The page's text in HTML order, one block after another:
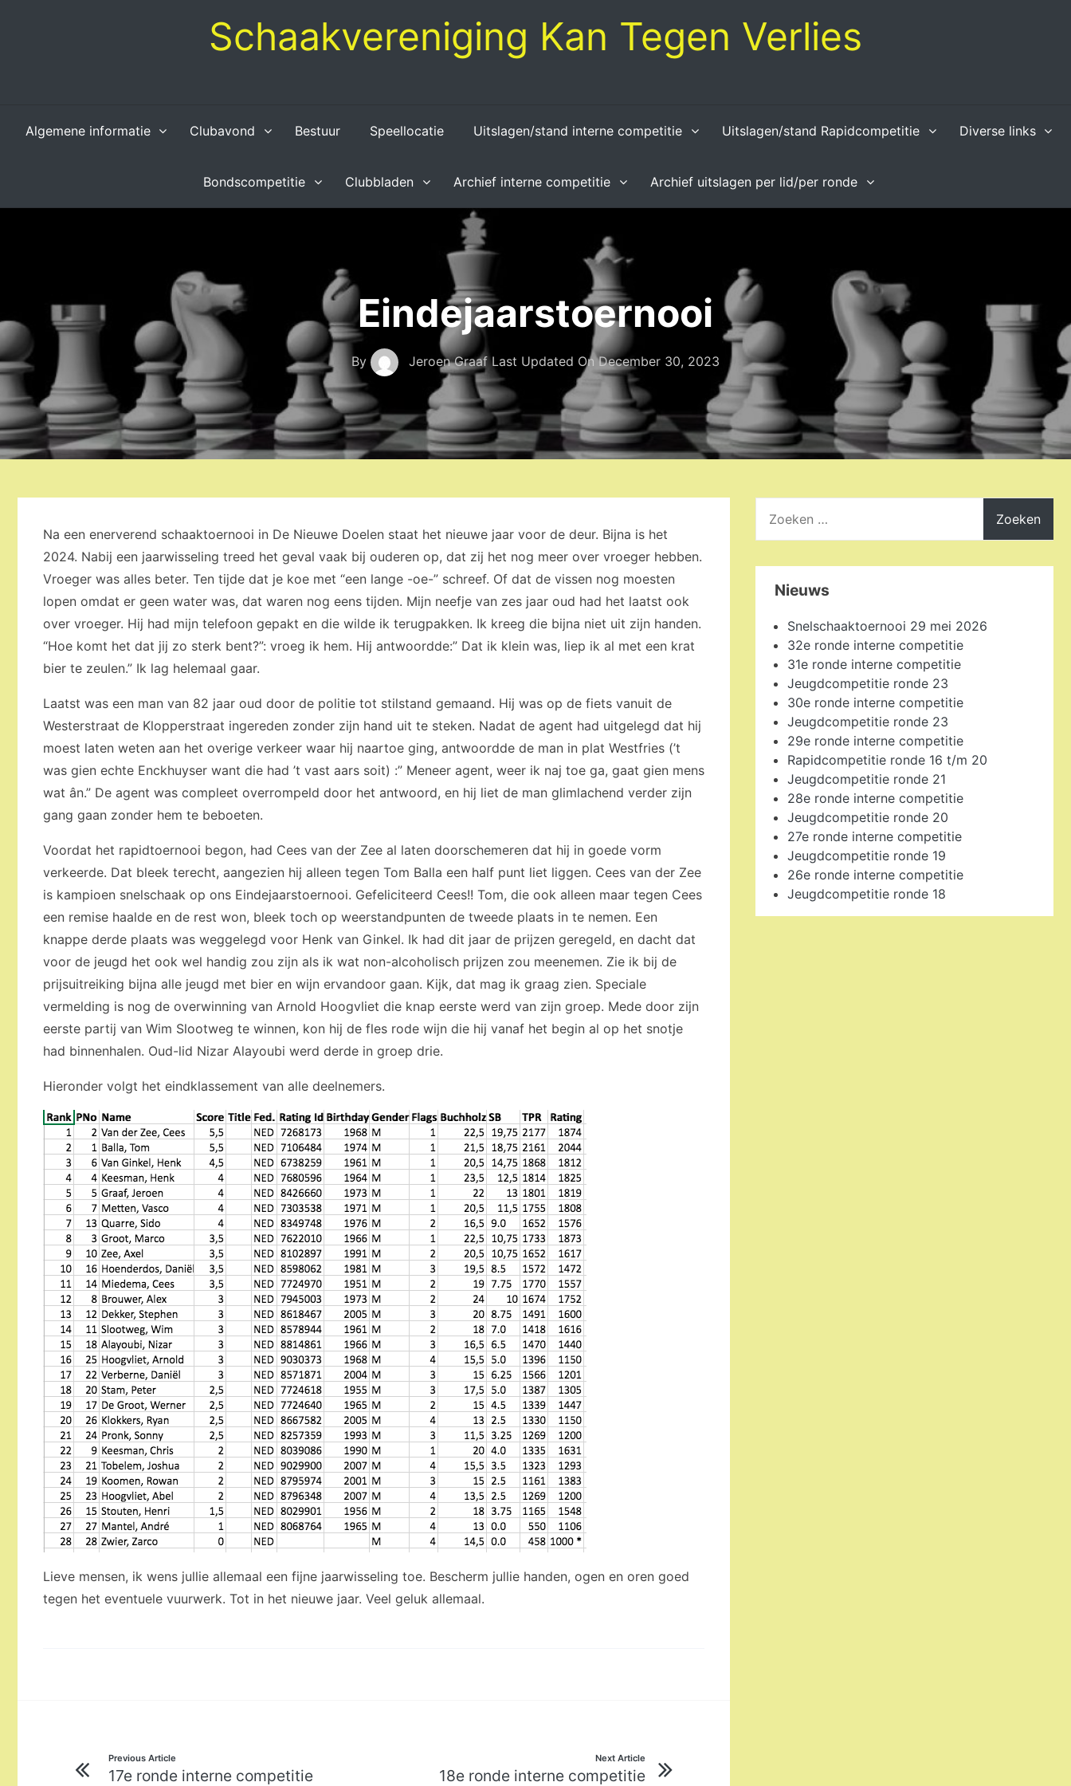
Schaakvereniging Kan Tegen Verlies
Algemene informatie Clubavond Bestuur Speellocatie Uitslagen/stand interne competitie Uitslagen/stand Rapidcompetitie Diverse links
Bondscompetitie Clubbladen Archief interne competitie Archief uitslagen per lid/per ronde
Eindejaarstoernooi
By Jeroen GraafLast Updated OnDecember 30, 2023
Na een enerverend schaaktoernooi in De Nieuwe Doelen staat het nieuwe jaar voor de deur. Bijna is het
2024. Nabij een jaarwisseling treed het geval vaak bij ouderen op, dat zij het nog meer over vroeger hebben.
Vroeger was alles beter. Ten tijde dat je koe met “een lange -oe-” schreef. Of dat de vissen nog moesten
lopen omdat er geen water was, dat waren nog eens tijden. Mijn neefje van zes jaar oud had het laatst ook
over vroeger. Hij had mijn telefoon gepakt en die wilde ik terugpakken. Ik kreeg die bijna niet uit zijn handen.
“Hoe komt het dat jij zo sterk bent?”: vroeg ik hem. Hij antwoordde:” Dat ik klein was, liep ik al met een krat
bier te zeulen.” Ik lag helemaal gaar.
Laatst was een man van 82 jaar oud door de politie tot stilstand gemaand. Hij was op de fiets vanuit de
Westerstraat de Klopperstraat ingereden zonder zijn hand uit te steken. Nadat de agent had uitgelegd dat hij
moest laten weten aan het overige verkeer waar hij naartoe ging, antwoordde de man in plat Westfries (’t
was gien echte Enckhuyser want die had ’t vast aars soit) :” Meneer agent, weer ik naj toe ga, gaat gien mens
wat ân.” De agent was compleet overrompeld door het antwoord, en hij liet de man glimlachend verder zijn
gang gaan zonder hem te beboeten.
Voordat het rapidtoernooi begon, had Cees van der Zee al laten doorschemeren dat hij in goede vorm
verkeerde. Dat bleek terecht, aangezien hij alleen tegen Tom Balla een half punt liet liggen. Cees van der Zee
is kampioen snelschaak op ons Eindejaarstoernooi. Gefeliciteerd Cees!! Tom, die ook alleen maar tegen Cees
een remise haalde en de rest won, bleek toch op weerstandpunten de tweede plaats in te nemen. Een
knappe derde plaats was weggelegd voor Henk van Ginkel. Ik had dit jaar de prijzen geregeld, en dacht dat
voor de jeugd het ook wel handig zou zijn als ik wat non-alcoholisch prijzen zou meenemen. Zie ik bij de
prijsuitreiking bijna alle jeugd met bier en wijn ervandoor gaan. Kijk, dat mag ik graag zien. Speciale
vermelding is nog de overwinning van Arnold Hoogvliet die knap eerste werd van zijn groep. Mede door zijn
eerste partij van Wim Slootweg te winnen, kon hij de fles rode wijn die hij vanaf het begin al op het snotje
had binnenhalen. Oud-lid Nizar Alayoubi werd derde in groep drie.
Hieronder volgt het eindklassement van alle deelnemers.
Lieve mensen, ik wens jullie allemaal een fijne jaarwisseling toe. Bescherm jullie handen, ogen en oren goed
tegen het eventuele vuurwerk. Tot in het nieuwe jaar. Veel geluk allemaal.
Bericht
navigatie
Previous Article
17e ronde interne competitie
Next Article
18e ronde interne competitie
naar:
Nieuws
Snelschaaktoernooi 29 mei 2026
32e ronde interne competitie
31e ronde interne competitie
Jeugdcompetitie ronde 23
30e ronde interne competitie
Jeugdcompetitie ronde 23
29e ronde interne competitie
Rapidcompetitie ronde 16 t/m 20
Jeugdcompetitie ronde 21
28e ronde interne competitie
Jeugdcompetitie ronde 20
27e ronde interne competitie
Jeugdcompetitie ronde 19
26e ronde interne competitie
Jeugdcompetitie ronde 18